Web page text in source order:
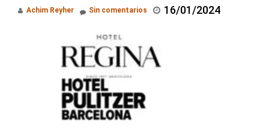
Achim Reyher 16/01/2024
Sin comentarios